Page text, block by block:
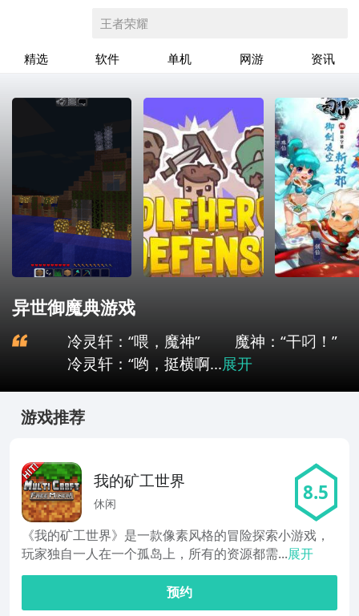
王者荣耀
精选 软件 单机 网游 资讯
异世御魔典游戏
冷灵轩：“喂，魔神” 魔神：“干叼！”
冷灵轩：“哟，挺横啊...展开
游戏推荐
我的矿工世界
休闲 8.5
《我的矿工世界》是一款像素风格的冒险探索小游戏，
玩家独自一人在一个孤岛上，所有的资源都需...展开
预约